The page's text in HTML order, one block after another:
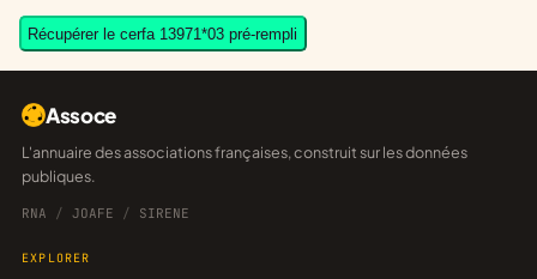
Récupérer le cerfa 13971*03 pré-rempli
Assoce
L'annuaire des associations françaises, construit sur les données
publiques.
RNA / JOAFE / SIRENE
EXPLORER